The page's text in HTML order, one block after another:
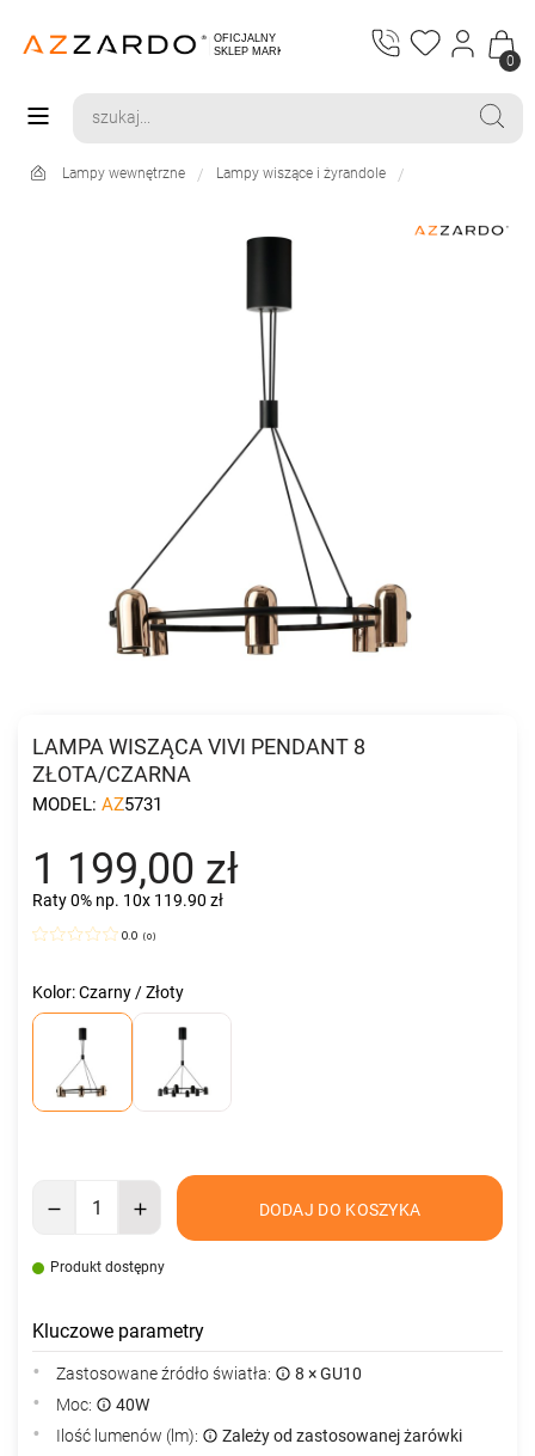
0
Lampy wewnętrzne Lampy wiszące i żyrandole
LAMPA WISZĄCA VIVI PENDANT 8
ZŁOTA/CZARNA
MODEL: AZ5731
1 199,00 zł
Raty 0% np. 10x 119.90 zł
0.0 (0)
Kolor: Czarny / Złoty
DODAJ DO KOSZYKA
Produkt dostępny
Kluczowe parametry
Zastosowane źródło światła:
8 × GU10
Moc:
40W
Ilość lumenów (lm):
Zależy od zastosowanej żarówki